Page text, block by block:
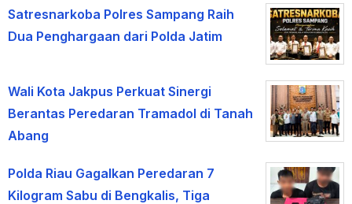
Satresnarkoba Polres Sampang Raih
Dua Penghargaan dari Polda Jatim
Wali Kota Jakpus Perkuat Sinergi
Berantas Peredaran Tramadol di Tanah
Abang
Polda Riau Gagalkan Peredaran 7
Kilogram Sabu di Bengkalis, Tiga